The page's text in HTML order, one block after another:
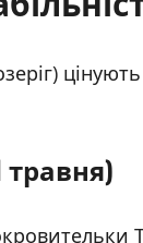
травня)